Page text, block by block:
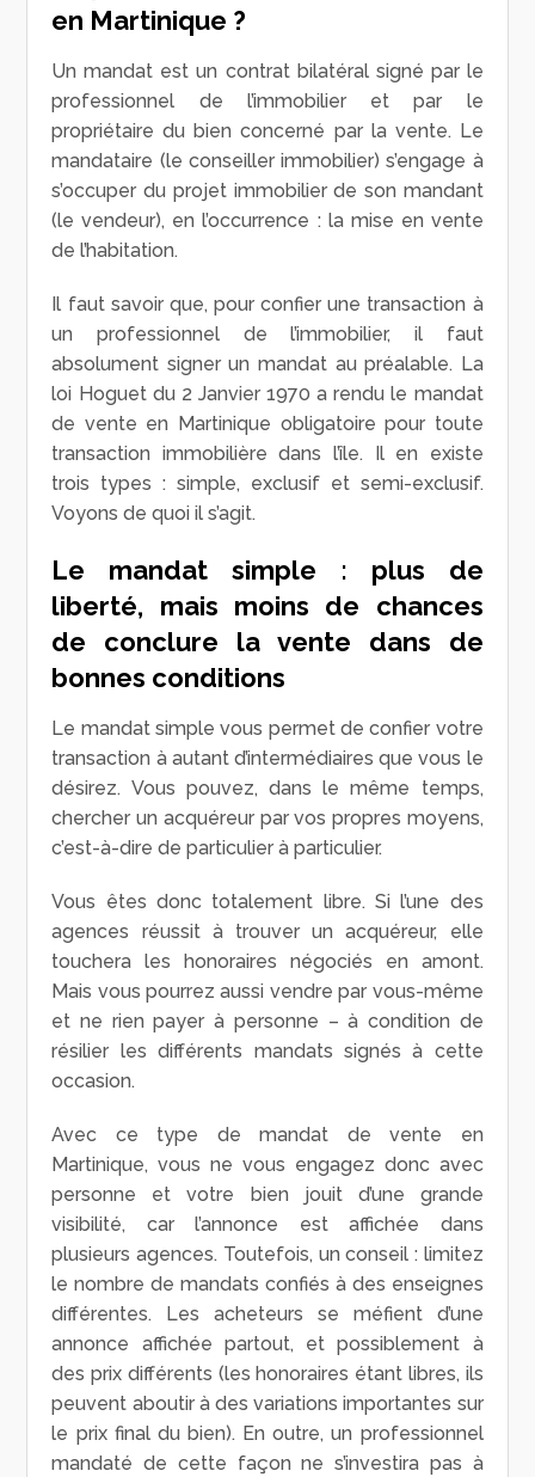
en Martinique ?
Un mandat est un contrat bilatéral signé par le
professionnel de l’immobilier et par le
propriétaire du bien concerné par la vente. Le
mandataire (le conseiller immobilier) s’engage à
s’occuper du projet immobilier de son mandant
(le vendeur), en l’occurrence : la mise en vente
de l’habitation.
Il faut savoir que, pour confier une transaction à
un professionnel de l’immobilier, il faut
absolument signer un mandat au préalable. La
loi Hoguet du 2 Janvier 1970 a rendu le mandat
de vente en Martinique obligatoire pour toute
transaction immobilière dans l’île. Il en existe
trois types : simple, exclusif et semi-exclusif.
Voyons de quoi il s’agit.
Le mandat simple : plus de
liberté, mais moins de chances
de conclure la vente dans de
bonnes conditions
Le mandat simple vous permet de confier votre
transaction à autant d’intermédiaires que vous le
désirez. Vous pouvez, dans le même temps,
chercher un acquéreur par vos propres moyens,
c’est-à-dire de particulier à particulier.
Vous êtes donc totalement libre. Si l’une des
agences réussit à trouver un acquéreur, elle
touchera les honoraires négociés en amont.
Mais vous pourrez aussi vendre par vous-même
et ne rien payer à personne – à condition de
résilier les différents mandats signés à cette
occasion.
Avec ce type de mandat de vente en
Martinique, vous ne vous engagez donc avec
personne et votre bien jouit d’une grande
visibilité, car l’annonce est affichée dans
plusieurs agences. Toutefois, un conseil : limitez
le nombre de mandats confiés à des enseignes
différentes. Les acheteurs se méfient d’une
annonce affichée partout, et possiblement à
des prix différents (les honoraires étant libres, ils
peuvent aboutir à des variations importantes sur
le prix final du bien). En outre, un professionnel
mandaté de cette façon ne s’investira pas à